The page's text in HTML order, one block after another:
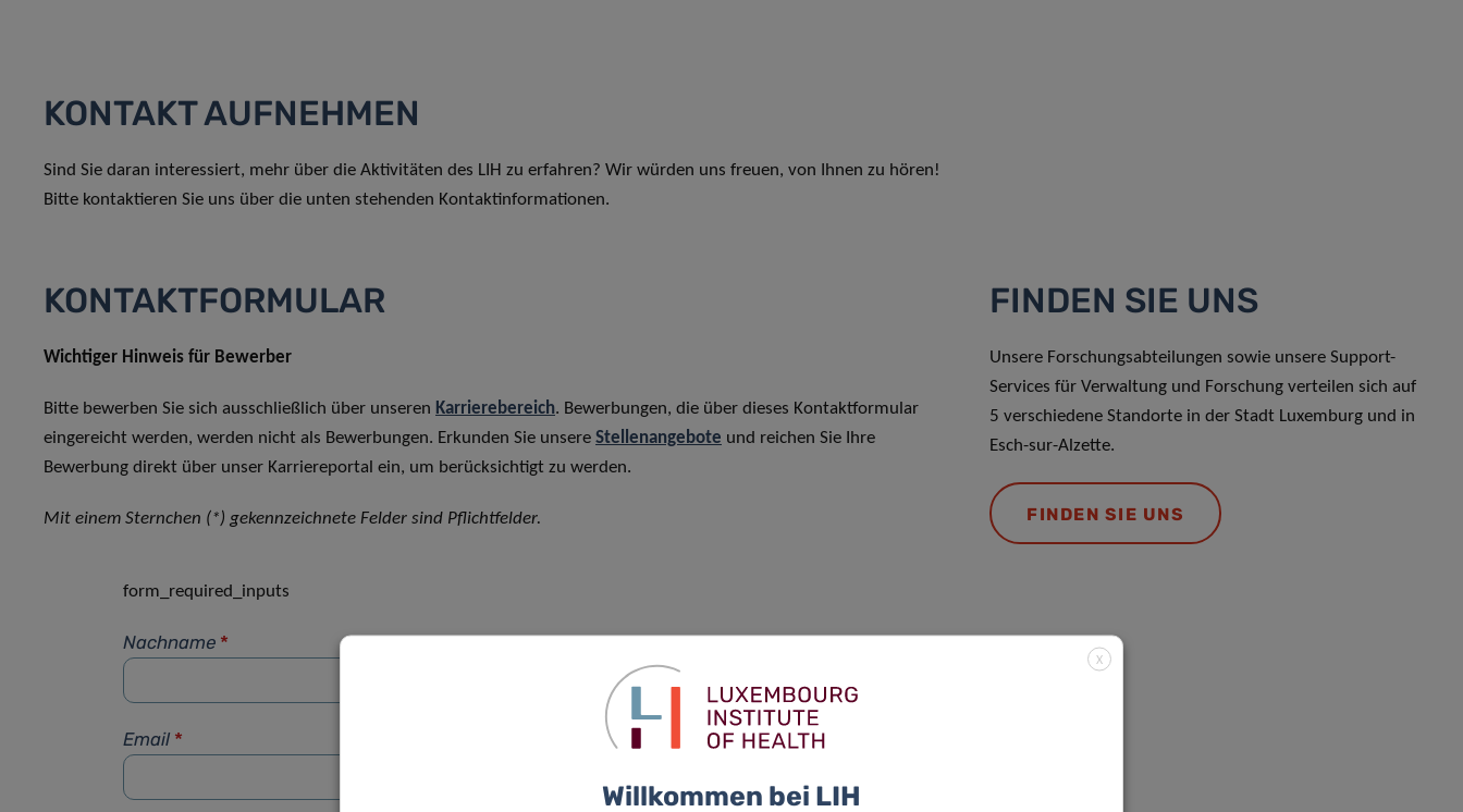
KONTAKT AUFNEHMEN
Sind Sie daran interessiert, mehr über die Aktivitäten des LIH zu erfahren? Wir würden uns freuen, von Ihnen zu hören!
Bitte kontaktieren Sie uns über die unten stehenden Kontaktinformationen.
KONTAKTFORMULAR
Wichtiger Hinweis für Bewerber
Bitte bewerben Sie sich ausschließlich über unseren Karrierebereich. Bewerbungen, die über dieses Kontaktformular
eingereicht werden, werden nicht als Bewerbungen. Erkunden Sie unsere Stellenangebote und reichen Sie Ihre
Bewerbung direkt über unser Karriereportal ein, um berücksichtigt zu werden.
Mit einem Sternchen (*) gekennzeichnete Felder sind Pflichtfelder.
form_required_inputs
Nachname * Vorname*
Email *
FINDEN SIE UNS
Unsere Forschungsabteilungen sowie unsere Support-
Services für Verwaltung und Forschung verteilen sich auf
5 verschiedene Standorte in der Stadt Luxemburg und in
Esch-sur-Alzette.
FINDEN SIE UNS
X
Willkommen bei LIH